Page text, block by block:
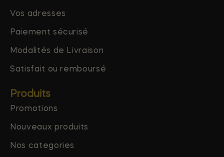
Vos adresses
Paiement sécurisé
Modalités de Livraison
Satisfait ou remboursé
Produits
Promotions
Nouveaux produits
Nos categories